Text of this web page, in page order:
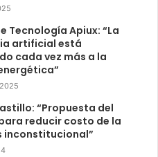
Tecnología Apiux: “La
artificial está
cada vez más a la
“Propuesta del
reducir costo de la
inconstitucional”